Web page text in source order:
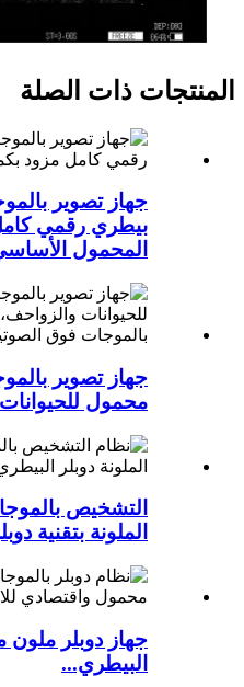
المنتجات ذات الصلة
جهاز تصوير
بيطري رقمي
المحمول
جهاز تصوير
محمول
التشخيص
الملونة بتقنية
جهاز دوبلر
البيطري...